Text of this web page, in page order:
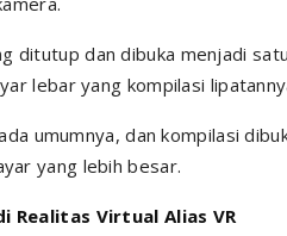
ditutup dan dibuka menjadi
lebar yang kompilasi
umumnya, dan kompilasi
yang lebih besar.
Realitas Virtual Alias ​​VR